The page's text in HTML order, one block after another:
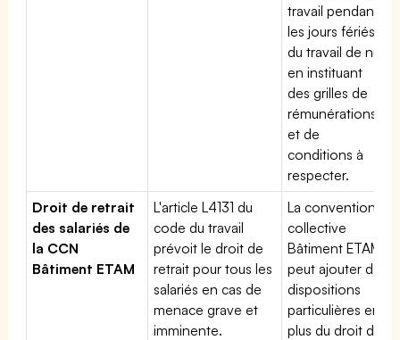
travail pendant
les jours fériés,
du travail de nuit
en instituant
des grilles de
rémunérations
et de
conditions à
respecter.
Droit de retrait
des salariés de
la CCN
Bâtiment ETAM
L'article L4131 du
code du travail
prévoit le droit de
retrait pour tous les
salariés en cas de
menace grave et
imminente.
La convention
collective
Bâtiment ETAM
peut ajouter des
dispositions
particulières en
plus du droit du